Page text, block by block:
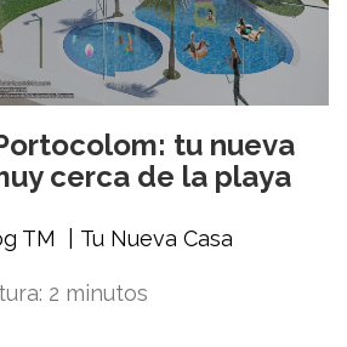
tu nueva
cerca de la playa
TM Tu Nueva Casa
2 minutos